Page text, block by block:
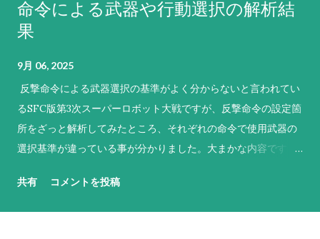
命令による武器や行動選択の解析結
果
9月 06, 2025
反撃命令による武器選択の基準がよく分からないと言われてい
るSFC版第3次スーパーロボット大戦ですが、反撃命令の設定箇
所をざっと解析してみたところ、それぞれの命令で使用武器の
選択基準が違っている事が分かりました。大まかな内容です
います（なお、原則として敵軍やNPCのパイロットは「必ず反
共有 コメントを投稿